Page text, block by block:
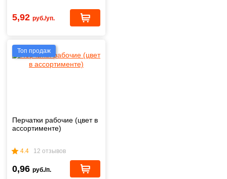
5,92 руб./уп.
Топ продаж
Перчатки рабочие (цвет в
ассортименте)
4.4 12 отзывов
0,96 руб./п.